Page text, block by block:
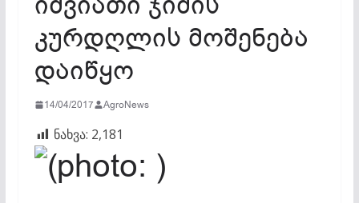
კურდღლის მოშენება
დაიწყო
14/04/2017 AgroNews
ნახვა: 2,181